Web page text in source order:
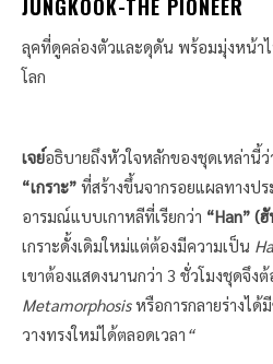
JUNGKOOK-THE PIONEER
ลุคที่ดูคล่องตัวและดุดัน พร้อมมุ่งหน้า
โลก
เจย์อธิบายถึงหัวใจหลักของชุดเหล่านี้
“เกราะ” ที่สร้างขึ้นจากรอยแผลทางป
อารมณ์แบบเกาหลีที่เรียกว่า “Han” (
เกราะดั้งเดิมใหม่แต่ต้องมีความเป็น
เขาต้องแสดงนานกว่า 3 ชั่วโมงชุดจึง
Metamorphosisหรือการกลายร่างไ
วางทรงใหม่ได้ตลอดเวลา “